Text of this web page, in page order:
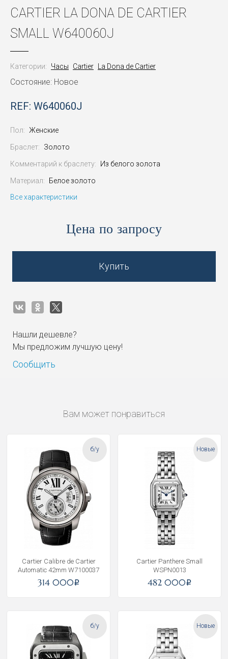
CARTIER LA DONA DE CARTIER
SMALL W640060J
Категории: Часы Cartier La Dona de Cartier
Состояние: Новое
REF: W640060J
Пол: Женские
Браслет: Золото
Комментарий к браслету: Из белого золота
Материал:
Белое золото
Все характеристики
Цена по запросу
Купить
Нашли дешевле?
Мы предложим лучшую цену!
Сообщить
Вам может понравиться
б/у
Cartier Calibre de Cartier
Automatic 42mm W7100037
314 000i
Новые
Cartier Panthere Small
WSPN0013
482 000i
б/у Новые